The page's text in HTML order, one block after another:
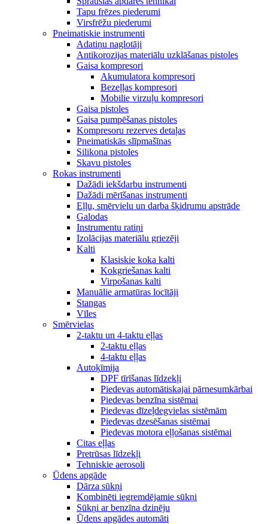
Tapu frēzes piederumi
Virsfrēžu piederumi
Pneimatiskie instrumenti
Adatiņu naglotāji
Antikorozijas materiālu uzklāšanas pistoles
Gaisa kompresori
Akumulatora kompresori
Bezeļļas kompresori
Mobilie virzuļu kompresori
Gaisa pistoles
Gaisa pumpēšanas pistoles
Kompresoru rezerves detaļas
Pneimatiskās slīpmašīnas
Silikona pistoles
Skavu pistoles
Rokas instrumenti
Dažādi iekšdarbu instrumenti
Dažādi mērīšanas instrumenti
Eļļu, smērvielu un darba šķidrumu apstrāde
Galodas
Instrumentu ratiņi
Izolācijas materiālu griezēji
Kalti
Klasiskie koka kalti
Kokgriešanas kalti
Virpošanas kalti
Manuālie armatūras locītāji
Stangas
Vīles
Smērvielas
2-taktu un 4-taktu eļļas
2-taktu eļļas
4-taktu eļļas
Autoķīmija
DPF tīrīšanas līdzekļi
Piedevas automātiskajai pārnesumkārbai
Piedevas benzīna sistēmai
Piedevas dīzeļdegvielas sistēmām
Piedevas dzesēšanas sistēmai
Piedevas motora eļļošanas sistēmai
Citas eļļas
Pretrūsas līdzekļi
Tehniskie aerosoli
Ūdens apgāde
Dārza sūkņi
Kombinēti iegremdējamie sūkņi
Sūkņi ar benzīna dzinēju
Ūdens apgādes automāti